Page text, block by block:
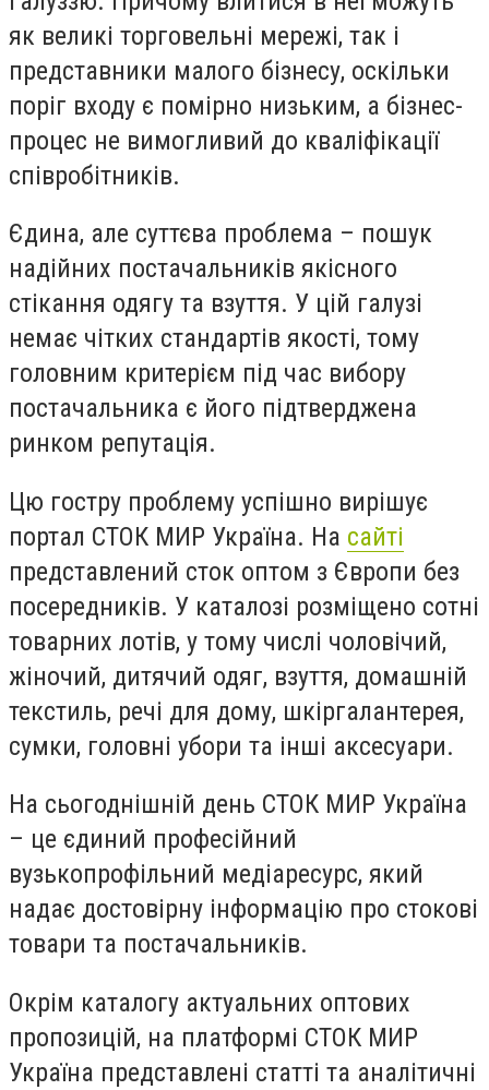
як великі торговельні мережі, так і
представники малого бізнесу, оскільки
поріг входу є помірно низьким, а бізнес-
процес не вимогливий до кваліфікації
співробітників.
Єдина, але суттєва проблема – пошук
надійних постачальників якісного
стікання одягу та взуття. У цій галузі
немає чітких стандартів якості, тому
головним критерієм під час вибору
постачальника є його підтверджена
ринком репутація.
Цю гостру проблему успішно вирішує
портал СТОК МИР Україна. На сайті
представлений сток оптом з Європи без
посередників. У каталозі розміщено сотні
товарних лотів, у тому числі чоловічий,
жіночий, дитячий одяг, взуття, домашній
текстиль, речі для дому, шкіргалантерея,
сумки, головні убори та інші аксесуари.
На сьогоднішній день СТОК МИР Україна
– це єдиний професійний
вузькопрофільний медіаресурс, який
надає достовірну інформацію про стокові
товари та постачальників.
Окрім каталогу актуальних оптових
пропозицій, на платформі СТОК МИР
Україна представлені статті та аналітичні